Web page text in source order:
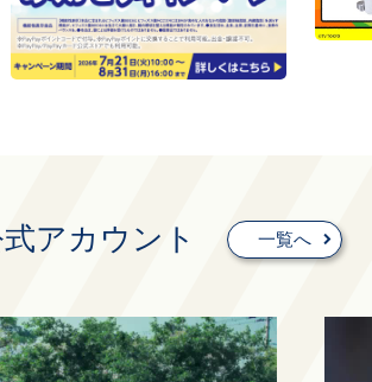
アカウント 一覧へ